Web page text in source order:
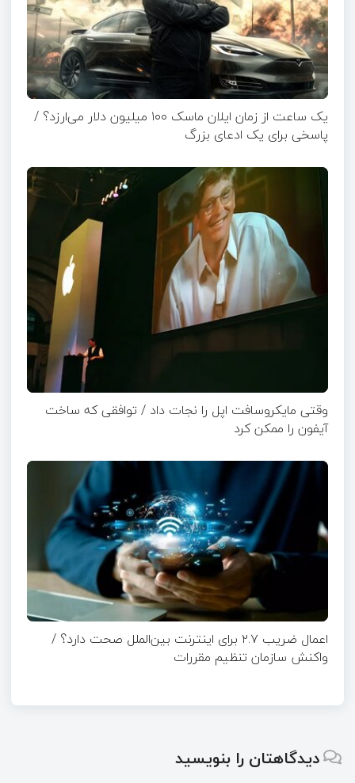
یک ساعت از زمان ایلان ماسک ۱۰۰ میلیون دلار می‌ارزد؟ /
پاسخی برای یک ادعای بزرگ
وقتی مایکروسافت اپل را نجات داد / توافقی که ساخت
آیفون را ممکن کرد
اعمال ضریب ۲.۷ برای اینترنت بین‌الملل صحت دارد؟ /
واکنش سازمان تنظیم مقررات
دیدگاهتان را بنویسید